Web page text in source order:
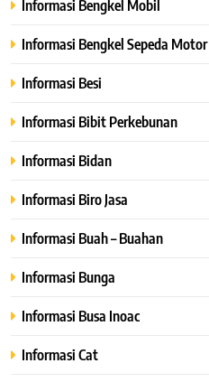
Informasi Bengkel Mobil
Informasi Bengkel Sepeda Motor
Informasi Besi
Informasi Bibit Perkebunan
Informasi Bidan
Informasi Biro Jasa
Informasi Buah – Buahan
Informasi Bunga
Informasi Busa Inoac
Informasi Cat